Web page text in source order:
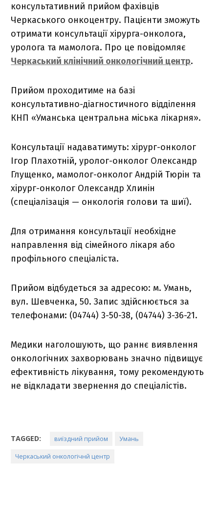
консультативний прийом фахівців
Черкаського онкоцентру. Пацієнти зможуть
отримати консультації хірурга-онколога,
уролога та мамолога. Про це повідомляє
Черкаський клінічний онкологічний центр.
Прийом проходитиме на базі
консультативно-діагностичного відділення
КНП «Уманська центральна міська лікарня».
Консультації надаватимуть: хірург-онколог
Ігор Плахотній, уролог-онколог Олександр
Глущенко, мамолог-онколог Андрій Тюрін та
хірург-онколог Олександр Хлинін
(спеціалізація — онкологія голови та шиї).
Для отримання консультації необхідне
направлення від сімейного лікаря або
профільного спеціаліста.
Прийом відбудеться за адресою: м. Умань,
вул. Шевченка, 50. Запис здійснюється за
телефонами: (04744) 3-50-38, (04744) 3-36-21.
Медики наголошують, що раннє виявлення
онкологічних захворювань значно підвищує
ефективність лікування, тому рекомендують
не відкладати звернення до спеціалістів.
TAGGED: виїздний прийом Умань
Черкаський онкологічнй центр